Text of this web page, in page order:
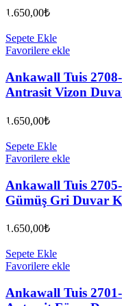
1.650,00₺
Sepete Ekle
Favorilere ekle
Ankawall Tuis
Antrasit Vizon
1.650,00₺
Sepete Ekle
Favorilere ekle
Ankawall Tuis
Gümüş Gri Duvar
1.650,00₺
Sepete Ekle
Favorilere ekle
Ankawall Tuis